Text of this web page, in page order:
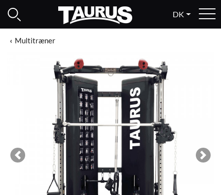
DK
Multitræner
Previous Next